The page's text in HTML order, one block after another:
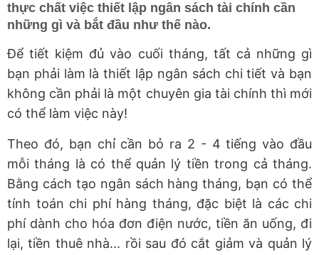
thực chất việc thiết lập ngân sách tài chính cần
những gì và bắt đầu như thế nào.
Để tiết kiệm đủ vào cuối tháng, tất cả những gì
bạn phải làm là thiết lập ngân sách chi tiết và bạn
không cần phải là một chuyên gia tài chính thì mới
có thể làm việc này!
Theo đó, bạn chỉ cần bỏ ra 2 - 4 tiếng vào đầu
mỗi tháng là có thể quản lý tiền trong cả tháng.
Bằng cách tạo ngân sách hàng tháng, bạn có thể
tính toán chi phí hàng tháng, đặc biệt là các chi
phí dành cho hóa đơn điện nước, tiền ăn uống, đi
lại, tiền thuê nhà... rồi sau đó cắt giảm và quản lý